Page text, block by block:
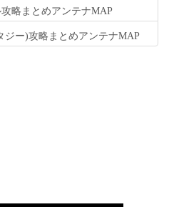
略まとめアンテナMAP
ー)攻略まとめアンテナMAP